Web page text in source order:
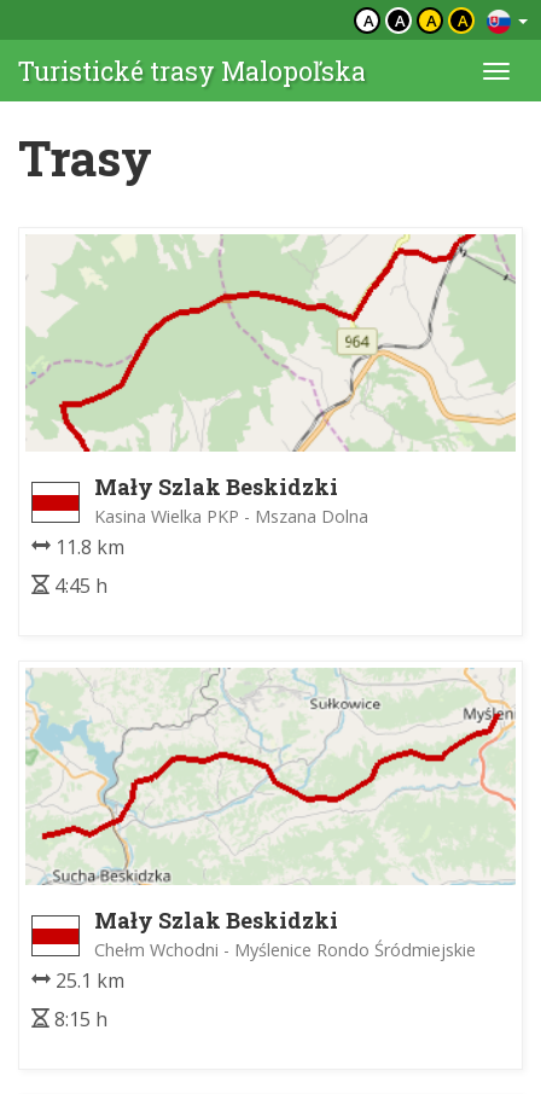
A A A A
Turistické trasy Malopoľska
Trasy
Mały Szlak Beskidzki
Kasina Wielka PKP - Mszana Dolna
11.8 km
4:45 h
Mały Szlak Beskidzki
Chełm Wchodni - Myślenice Rondo Śródmiejskie
25.1 km
8:15 h